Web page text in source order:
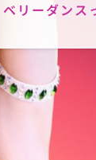
ベリーダンス